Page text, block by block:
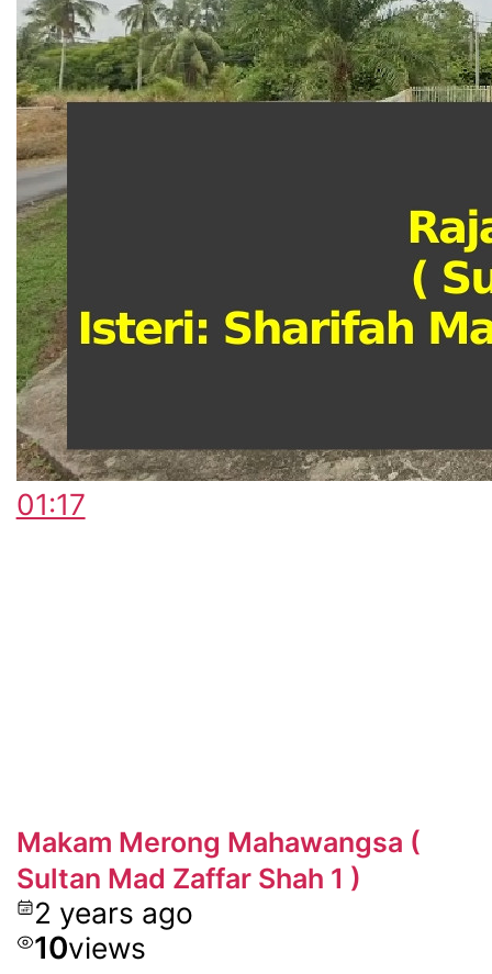
01:17
Makam Merong Mahawangsa (
Sultan Mad Zaffar Shah 1 )
2 years ago
10views